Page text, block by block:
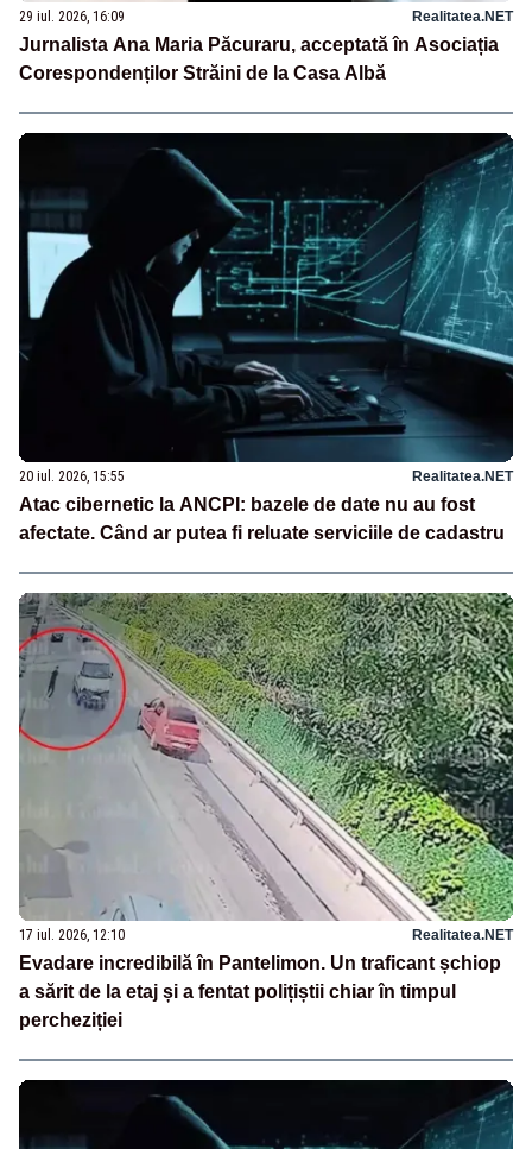
29 iul. 2026, 16:09 Realitatea.NET
Jurnalista Ana Maria Păcuraru, acceptată în Asociația
Corespondenților Străini de la Casa Albă
20 iul. 2026, 15:55 Realitatea.NET
Atac cibernetic la ANCPI: bazele de date nu au fost
afectate. Când ar putea fi reluate serviciile de cadastru
17 iul. 2026, 12:10 Realitatea.NET
Evadare incredibilă în Pantelimon. Un traficant șchiop
a sărit de la etaj și a fentat polițiștii chiar în timpul
percheziției